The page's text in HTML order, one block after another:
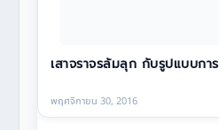
เสาจราจรล้มลุก กับรูปแบบกา
พฤศจิกายน 30, 2016